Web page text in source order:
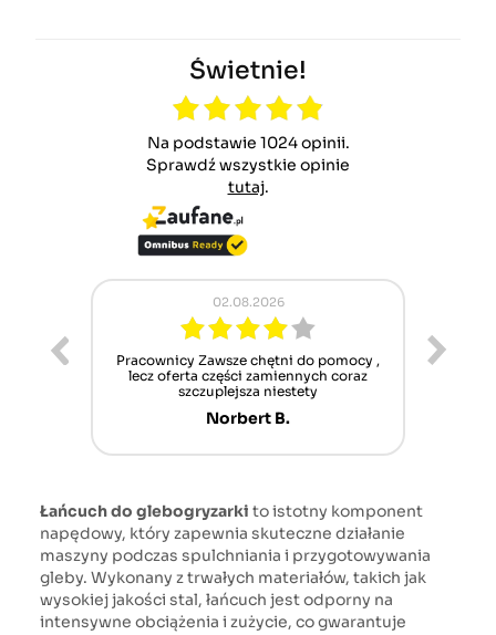
Świetnie!
Na podstawie 1024 opinii.
Sprawdź wszystkie opinie
tutaj.
02.08.2026
Pracownicy Zawsze chętni do pomocy ,
lecz oferta części zamiennych coraz
szczuplejsza niestety
Norbert B.
Łańcuch do glebogryzarki to istotny komponent
napędowy, który zapewnia skuteczne działanie
maszyny podczas spulchniania i przygotowywania
gleby. Wykonany z trwałych materiałów, takich jak
wysokiej jakości stal, łańcuch jest odporny na
intensywne obciążenia i zużycie, co gwarantuje